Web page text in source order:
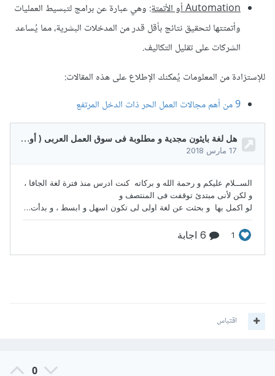
Automation أو الأتمتة:
وهي عبارة عن برامج لتبسيط العمليات
وأتمتتها لتحقيق نتائج بأقل قدر من المدخلات البشرية، مما يُساعد
الشركات على تقليل التكاليف.
للإستزادة من المعلومات يُمكنك الإطلاع على هذه المقالات:
9 من أهم مجالات العمل الحر ذات الدخل المرتفع
اقتباس
0